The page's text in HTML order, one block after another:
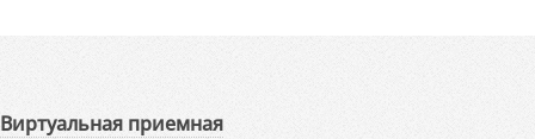
Виртуальная приемная